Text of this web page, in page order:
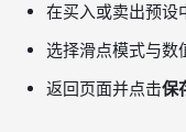
在买入或卖出预设
选择滑点模式与数
返回页面并点击保